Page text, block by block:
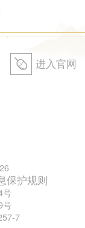
򰀄 进入官网
保护规则
号
号
7